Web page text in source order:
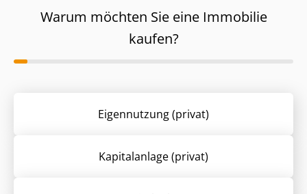
Warum möchten Sie eine Immobilie
kaufen?
Eigennutzung (privat)
Kapitalanlage (privat)